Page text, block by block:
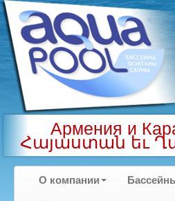
Армения и
Հայաստան եւ
О компании